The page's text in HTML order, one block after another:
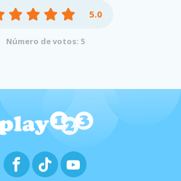
5.0
Número de votos: 5